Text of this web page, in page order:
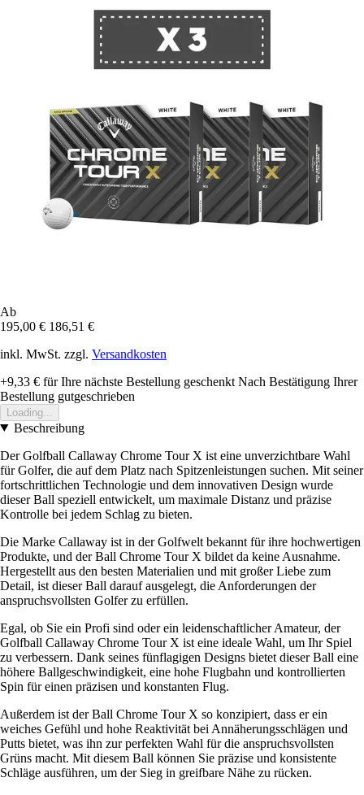
Ab
195,00 € 186,51 €
inkl. MwSt. zzgl. Versandkosten
+9,33 € für Ihre nächste Bestellung geschenkt Nach Bestätigung Ihrer
Bestellung gutgeschrieben
Loading...
Beschreibung
Der Golfball Callaway Chrome Tour X ist eine unverzichtbare Wahl
für Golfer, die auf dem Platz nach Spitzenleistungen suchen. Mit seiner
fortschrittlichen Technologie und dem innovativen Design wurde
dieser Ball speziell entwickelt, um maximale Distanz und präzise
Kontrolle bei jedem Schlag zu bieten.
Die Marke Callaway ist in der Golfwelt bekannt für ihre hochwertigen
Produkte, und der Ball Chrome Tour X bildet da keine Ausnahme.
Hergestellt aus den besten Materialien und mit großer Liebe zum
Detail, ist dieser Ball darauf ausgelegt, die Anforderungen der
anspruchsvollsten Golfer zu erfüllen.
Egal, ob Sie ein Profi sind oder ein leidenschaftlicher Amateur, der
Golfball Callaway Chrome Tour X ist eine ideale Wahl, um Ihr Spiel
zu verbessern. Dank seines fünflagigen Designs bietet dieser Ball eine
höhere Ballgeschwindigkeit, eine hohe Flugbahn und kontrollierten
Spin für einen präzisen und konstanten Flug.
Außerdem ist der Ball Chrome Tour X so konzipiert, dass er ein
weiches Gefühl und hohe Reaktivität bei Annäherungsschlägen und
Putts bietet, was ihn zur perfekten Wahl für die anspruchsvollsten
Grüns macht. Mit diesem Ball können Sie präzise und konsistente
Schläge ausführen, um der Sieg in greifbare Nähe zu rücken.